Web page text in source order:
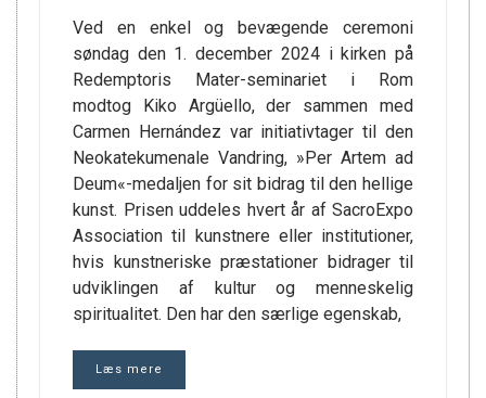
Ved en enkel og bevægende ceremoni
søndag den 1. december 2024 i kirken på
Redemptoris Mater-seminariet i Rom
modtog Kiko Argüello, der sammen med
Carmen Hernández var initiativtager til den
Neokatekumenale Vandring, »Per Artem ad
Deum«-medaljen for sit bidrag til den hellige
kunst. Prisen uddeles hvert år af SacroExpo
Association til kunstnere eller institutioner,
hvis kunstneriske præstationer bidrager til
udviklingen af kultur og menneskelig
spiritualitet. Den har den særlige egenskab,
Læs mere